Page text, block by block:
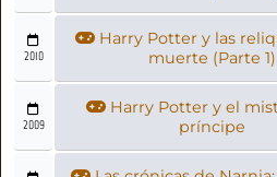
2010
Harry Potter y las
muerte (Parte 1)
2009
Harry Potter y el
príncipe